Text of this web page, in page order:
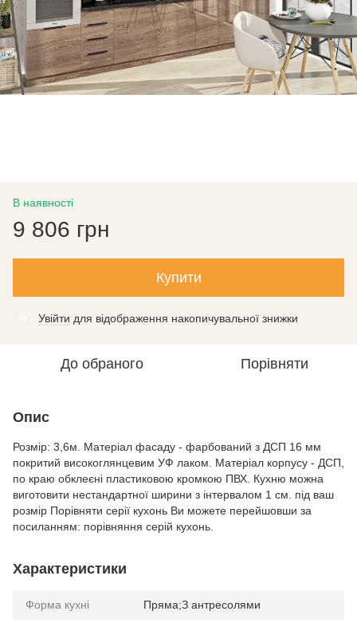
В наявності
9 806 грн
Купити
Увійти для відображення накопичувальної знижки
До обраного Порівняти
Опис
Розмір: 3,6м. Матеріал фасаду - фарбований з ДСП 16 мм
покритий високоглянцевим УФ лаком. Матеріал корпусу - ДСП,
по краю обклеєні пластиковою кромкою ПВХ. Кухню можна
виготовити нестандартної ширини з інтервалом 1 см. під ваш
розмір Порівняти серії кухонь Ви можете перейшовши за
посиланням: порівняння серій кухонь.
Характеристики
Форма кухні Пряма;З антресолями